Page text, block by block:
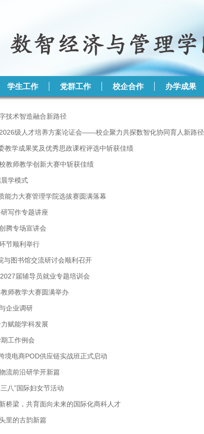
学生工作 党群工作 校企合作 办学成果
技术智造融合新路径
级人才培养方案论证会——校企聚力共探数智化协同育人新路径
教学成果奖及优秀思政课程评选中斩获佳绩
教师教学创新大赛中斩获佳绩
学模式
能力大赛管理学院选拔赛圆满落幕
写作专题讲座
腾专场宣讲会
节顺利举行
与图书馆交流研讨会顺利召开
届辅导员就业专题培训会
师教学大赛圆满举办
企业调研
赋能学科发展
工作例会
境电商POD供应链实战班正式启动
流前沿研学开新篇
八”国际妇女节活动
桥梁，共育面向未来的国际化商科人才
里的古韵新篇